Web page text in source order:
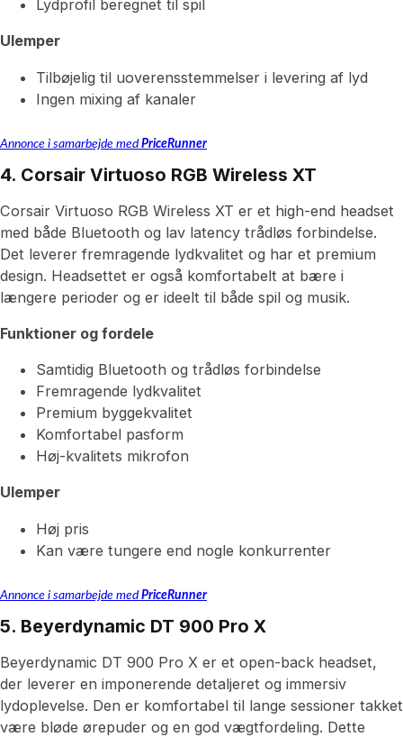
Lydprofil beregnet til spil
Ulemper
Tilbøjelig til uoverensstemmelser i levering af lyd
Ingen mixing af kanaler
Annonce i samarbejde medPriceRunner
4. Corsair Virtuoso RGB Wireless XT
Corsair Virtuoso RGB Wireless XT er et high-end headset
med både Bluetooth og lav latency trådløs forbindelse.
Det leverer fremragende lydkvalitet og har et premium
design. Headsettet er også komfortabelt at bære i
længere perioder og er ideelt til både spil og musik.
Funktioner og fordele
Samtidig Bluetooth og trådløs forbindelse
Fremragende lydkvalitet
Premium byggekvalitet
Komfortabel pasform
Høj-kvalitets mikrofon
Ulemper
Høj pris
Kan være tungere end nogle konkurrenter
Annonce i samarbejde medPriceRunner
5. Beyerdynamic DT 900 Pro X
Beyerdynamic DT 900 Pro X er et open-back headset,
der leverer en imponerende detaljeret og immersiv
lydoplevelse. Den er komfortabel til lange sessioner takket
være bløde ørepuder og en god vægtfordeling. Dette